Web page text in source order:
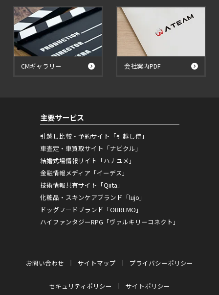
CMギャラリー 会社案内PDF
主要サービス
引越し比較・予約サイト「引越し侍」
車査定・車買取サイト「ナビクル」
結婚式場情報サイト「ハナユメ」
金融情報メディア「イーデス」
技術情報共有サイト「Qiita」
化粧品・スキンケアブランド「lujo」
ドッグフードブランド「OBREMO」
ハイファンタジーRPG「ヴァルキリーコネクト」
お問い合わせ サイトマップ プライバシーポリシー
セキュリティポリシー サイトポリシー